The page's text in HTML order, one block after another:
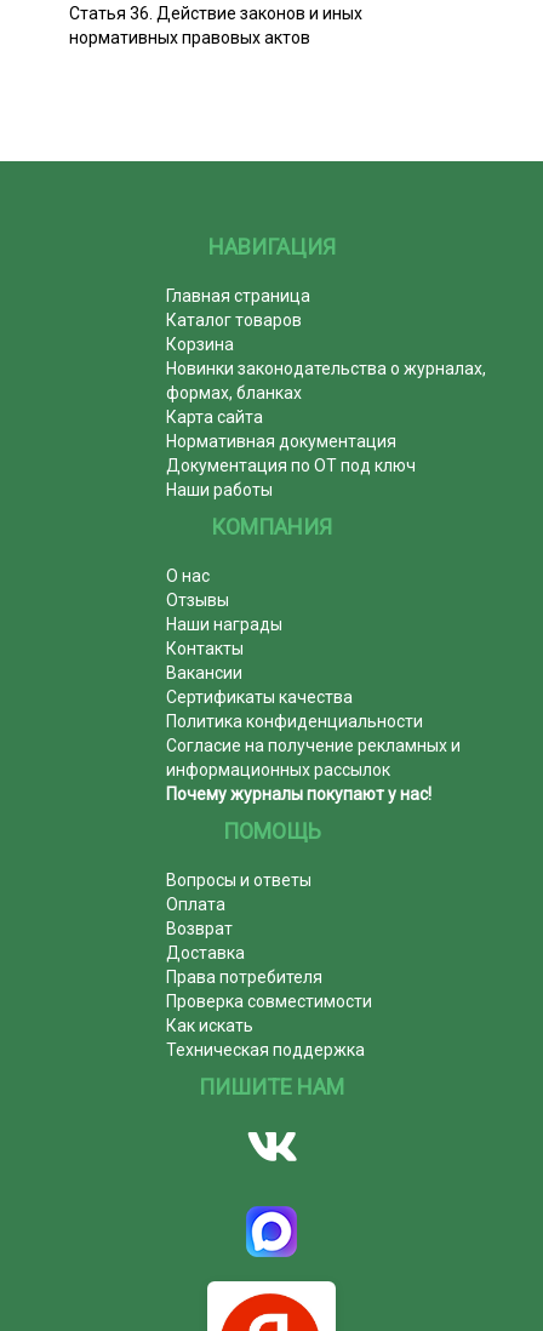
Статья 36. Действие законов и иных
нормативных правовых актов
НАВИГАЦИЯ
Главная страница
Каталог товаров
Корзина
Новинки законодательства о журналах,
формах, бланках
Карта сайта
Нормативная документация
Документация по ОТ под ключ
Наши работы
КОМПАНИЯ
О нас
Отзывы
Наши награды
Контакты
Вакансии
Сертификаты качества
Политика конфиденциальности
Согласие на получение рекламных и
информационных рассылок
Почему журналы покупают у нас!
ПОМОЩЬ
Вопросы и ответы
Оплата
Возврат
Доставка
Права потребителя
Проверка совместимости
Как искать
Техническая поддержка
ПИШИТЕ НАМ